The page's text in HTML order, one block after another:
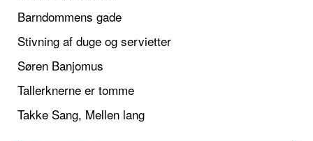
Barndommens gade
Stivning af duge og servietter
Søren Banjomus
Tallerknerne er tomme
Takke Sang, Mellen lang